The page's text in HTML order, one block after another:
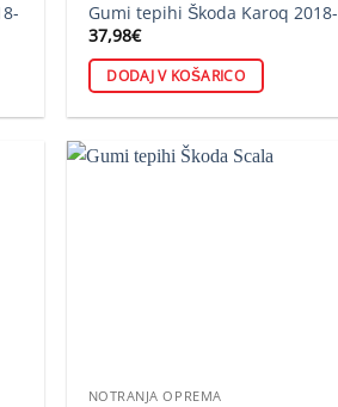
Gumi tepihi Škoda Karoq 2018-
37,98€
DODAJ V KOŠARICO
NOTRANJA OPREMA